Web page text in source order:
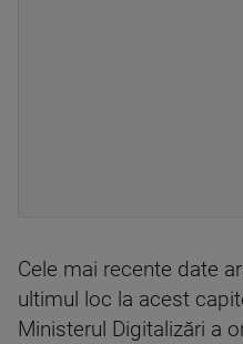
Cele mai recente date
ultimul loc la acest
Ministerul Digitalizări a